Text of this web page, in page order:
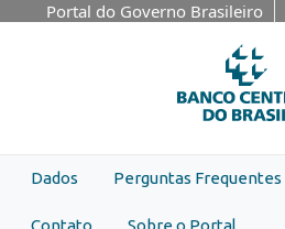
Skip to main content
Portal do Governo Brasileiro
Dados Perguntas Frequentes
Contato Sobre o Portal